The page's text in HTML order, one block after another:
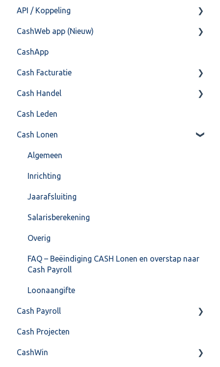
Postbus
Training & Consultancy
Overig
Fiscaal
Overig
CashHero Layout
Mailen vanuit CASHWeb
Algemeen gebruik
API / Koppeling
Algemeen
Api 3.0 (SOAP API)
API 4.0 (REST API)
CashWeb app (Nieuw)
Veel gestelde vragen
CashApp
Cash Facturatie
Factureren
Instellingen
Algemeen
Formulierlayout
Cash Handel
Inkoop
Verkoop
Voorraad
Overig
VoorraadService & Onderhoud
Cash Leden
Cash Lonen
Algemeen
Inrichting
Jaarafsluiting
Salarisberekening
Overig
FAQ – Beëindiging CASH Lonen en overstap naar
Cash Payroll
Loonaangifte
Cash Payroll
Aangifte
Algemeen
Cash Projecten
CashWin